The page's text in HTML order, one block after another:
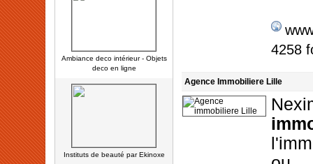
Ambiance deco intérieur - Objets
deco en ligne
Instituts de beauté par Ekinoxe
4258
Agence Immobiliere Lille